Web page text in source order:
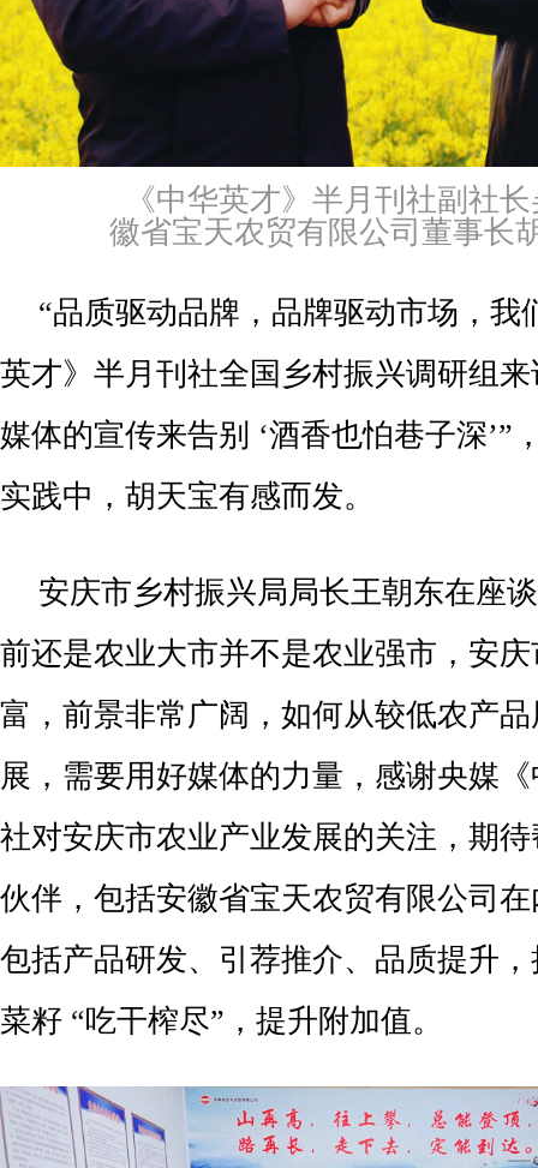
《中华英才》半月刊社副社
徽省宝天农贸有限公司董事长
“品质驱动品牌，品牌驱动市场，我
英才》半月刊社全国乡村振兴调研组
媒体的宣传来告别 ‘酒香也怕巷子深’”
实践中，胡天宝有感而发。
安庆市乡村振兴局局长王朝东在座
前还是农业大市并不是农业强市，安
富，前景非常广阔，如何从较低农产
展，需要用好媒体的力量，感谢央媒
社对安庆市农业产业发展的关注，期
伙伴，包括安徽省宝天农贸有限公司
包括产品研发、引荐推介、品质提升
菜籽 “吃干榨尽”，提升附加值。